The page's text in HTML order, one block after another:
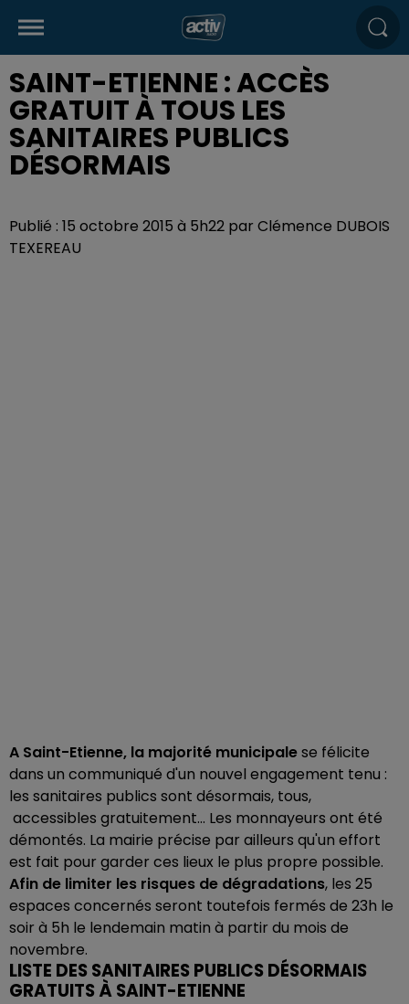
SAINT-ETIENNE : ACCÈS
GRATUIT À TOUS LES
SANITAIRES PUBLICS
DÉSORMAIS
Publié : 15 octobre 2015 à 5h22 par Clémence DUBOIS
TEXEREAU
A Saint-Etienne, la majorité municipalese félicite
dans un communiqué d'un nouvel engagement tenu :
les sanitaires publics sont désormais, tous,
accessibles gratuitement... Les monnayeurs ont été
démontés. La mairie précise par ailleurs qu'un effort
est fait pour garder ces lieux le plus propre possible.
Afin de limiter les risques de dégradations, les 25
espaces concernés seront toutefois fermés de 23h le
soir à 5h le lendemain matin à partir du mois de
novembre.
LISTE DES SANITAIRES PUBLICS DÉSORMAIS
GRATUITS À SAINT-ETIENNE